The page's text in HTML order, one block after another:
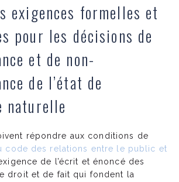
exigences formelles et
pour les décisions de
et de non-
de l’état de
naturelle
répondre aux conditions de
code des relations entre le public et
de l’écrit et énoncé des
droit et de fait qui fondent la